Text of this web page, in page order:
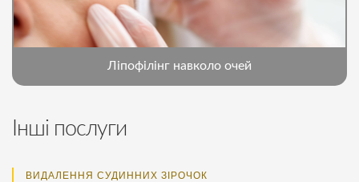
Ліпофілінг навколо очей
Інші послуги
ВИДАЛЕННЯ СУДИННИХ ЗІРОЧОК